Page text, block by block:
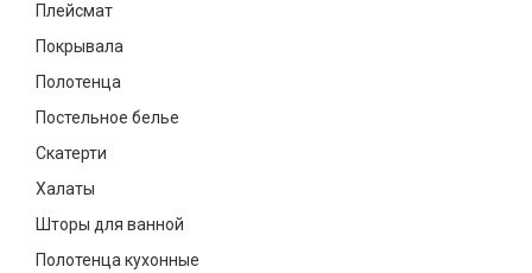
хрусталь
Посуда
Сервировка
Столовые
приборы
Текстиль
Плейсмат
Покрывала
Полотенца
Постельное белье
Скатерти
Халаты
Шторы для ванной
Полотенца кухонные